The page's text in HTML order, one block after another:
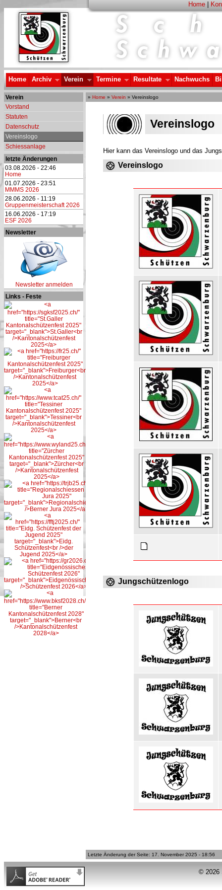
Home|
Home Archiv Verein Termine Resultate Nachwuchs
Verein
Vorstand
Statuten
Datenschutz
Vereinslogo
Schiessanlage
letzte Änderungen
03.08.2026 - 22:46
Home
01.07.2026 - 23:51
MMMS 2026
28.06.2026 - 11:19
Gruppenmeisterschaft 2026
16.06.2026 - 17:19
ESF 2026
Newsletter
Newsletter anmelden
Links - Feste
» Home » Verein » Vereinslogo
Vereinslogo
Hier kann das Vereinslogo und das
Vereinslogo
Jungschützenlogo
Letzte Änderung der Seite: 17. November 2025 - 18:56
© 2026